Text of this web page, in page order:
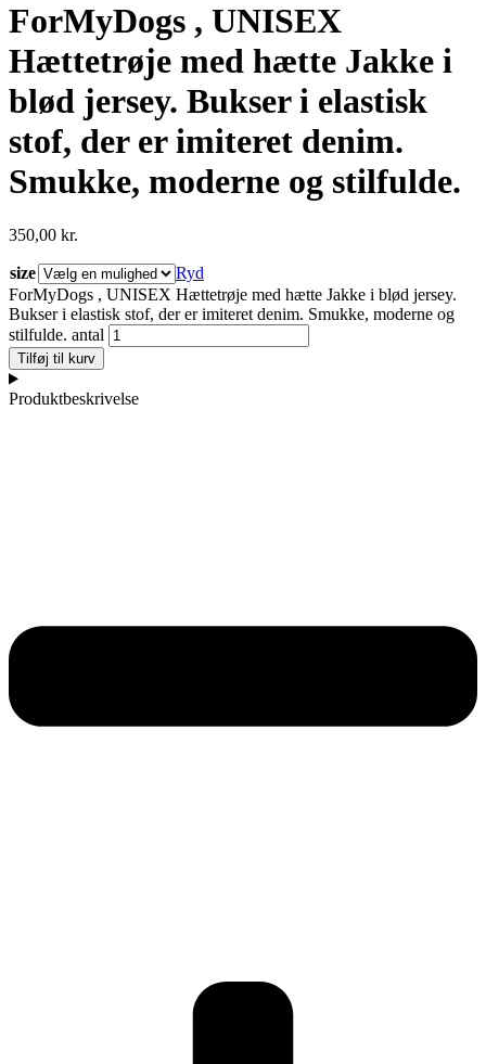
ForMyDogs , UNISEX
Hættetrøje med hætte Jakke i
blød jersey. Bukser i elastisk
stof, der er imiteret denim.
Smukke, moderne og stilfulde.
350,00 kr.
size
Ryd
ForMyDogs , UNISEX Hættetrøje med hætte Jakke i blød jersey.
Bukser i elastisk stof, der er imiteret denim. Smukke, moderne og
stilfulde. antal
Tilføj til kurv
Produktbeskrivelse